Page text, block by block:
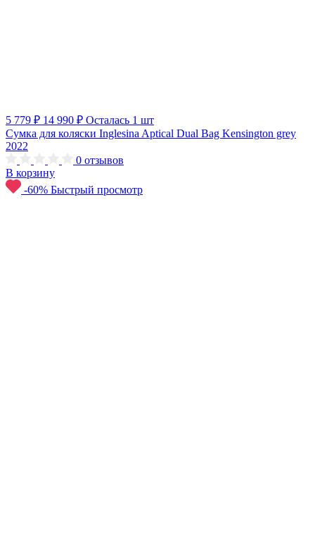
5 779 ₽ 14 990 ₽ Осталась 1 шт
Сумка для коляски Inglesina Aptical Dual Bag Kensington grey
2022
0 отзывов
В корзину
-60% Быстрый просмотр